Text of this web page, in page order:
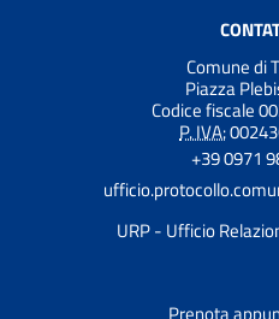
Comune di
Piazza
Codice fiscale
P. IVA:
+39 0971
URP - Ufficio